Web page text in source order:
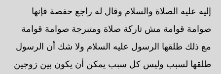
إليه عليه الصلاة والسلام وقال له راجع حفصة فإنها
صوامة قوامة مش تاركة صلاة ومتبرجة صوامة قوامة
مع ذلك طلقها الرسول عليه السلام ولا شك أن الرسول
طلقها لسبب وليس كل سبب يمكن أن يكون بين زوجين